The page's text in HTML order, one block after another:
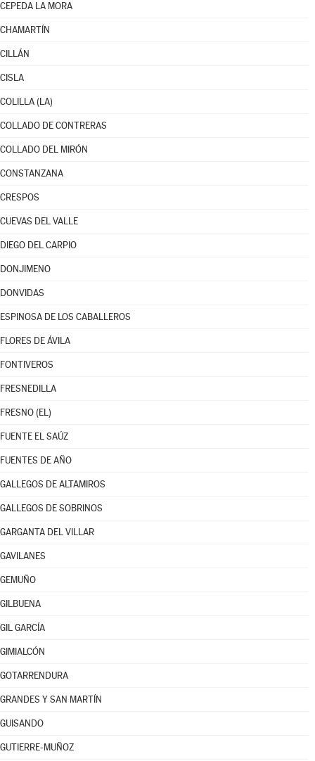
CEPEDA LA MORA
CHAMARTÍN
CILLÁN
CISLA
COLILLA (LA)
COLLADO DE CONTRERAS
COLLADO DEL MIRÓN
CONSTANZANA
CRESPOS
CUEVAS DEL VALLE
DIEGO DEL CARPIO
DONJIMENO
DONVIDAS
ESPINOSA DE LOS CABALLEROS
FLORES DE ÁVILA
FONTIVEROS
FRESNEDILLA
FRESNO (EL)
FUENTE EL SAÚZ
FUENTES DE AÑO
GALLEGOS DE ALTAMIROS
GALLEGOS DE SOBRINOS
GARGANTA DEL VILLAR
GAVILANES
GEMUÑO
GILBUENA
GIL GARCÍA
GIMIALCÓN
GOTARRENDURA
GRANDES Y SAN MARTÍN
GUISANDO
GUTIERRE-MUÑOZ